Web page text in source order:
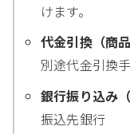
けます。
代金引換（商
別途代金引換
銀行振り込み（
振込先銀行